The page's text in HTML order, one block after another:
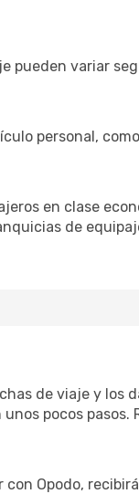
pueden variar
personal,
en clase
de
de viaje y los
pocos pasos.
Opodo,